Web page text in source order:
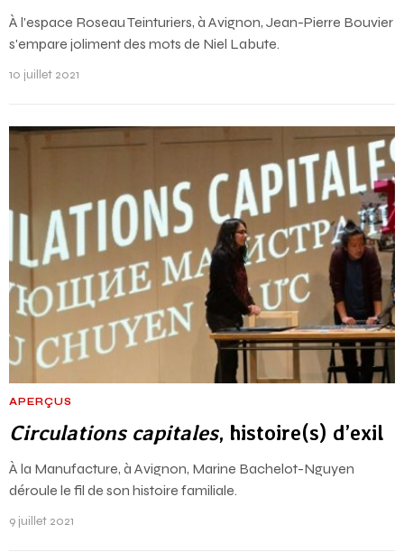
À l'espace Roseau Teinturiers, à Avignon, Jean-Pierre Bouvier
s'empare joliment des mots de Niel Labute.
10 juillet 2021
APERÇUS
Circulations capitales, histoire(s) d’exil
À la Manufacture, à Avignon, Marine Bachelot-Nguyen
déroule le fil de son histoire familiale.
9 juillet 2021